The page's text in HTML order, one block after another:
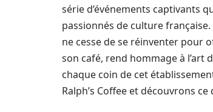
série d’événements captivants
passionnés de culture française.
ne cesse de se réinventer pour
son café, rend hommage à
chaque coin de cet
Ralph’s Coffee et découvrons